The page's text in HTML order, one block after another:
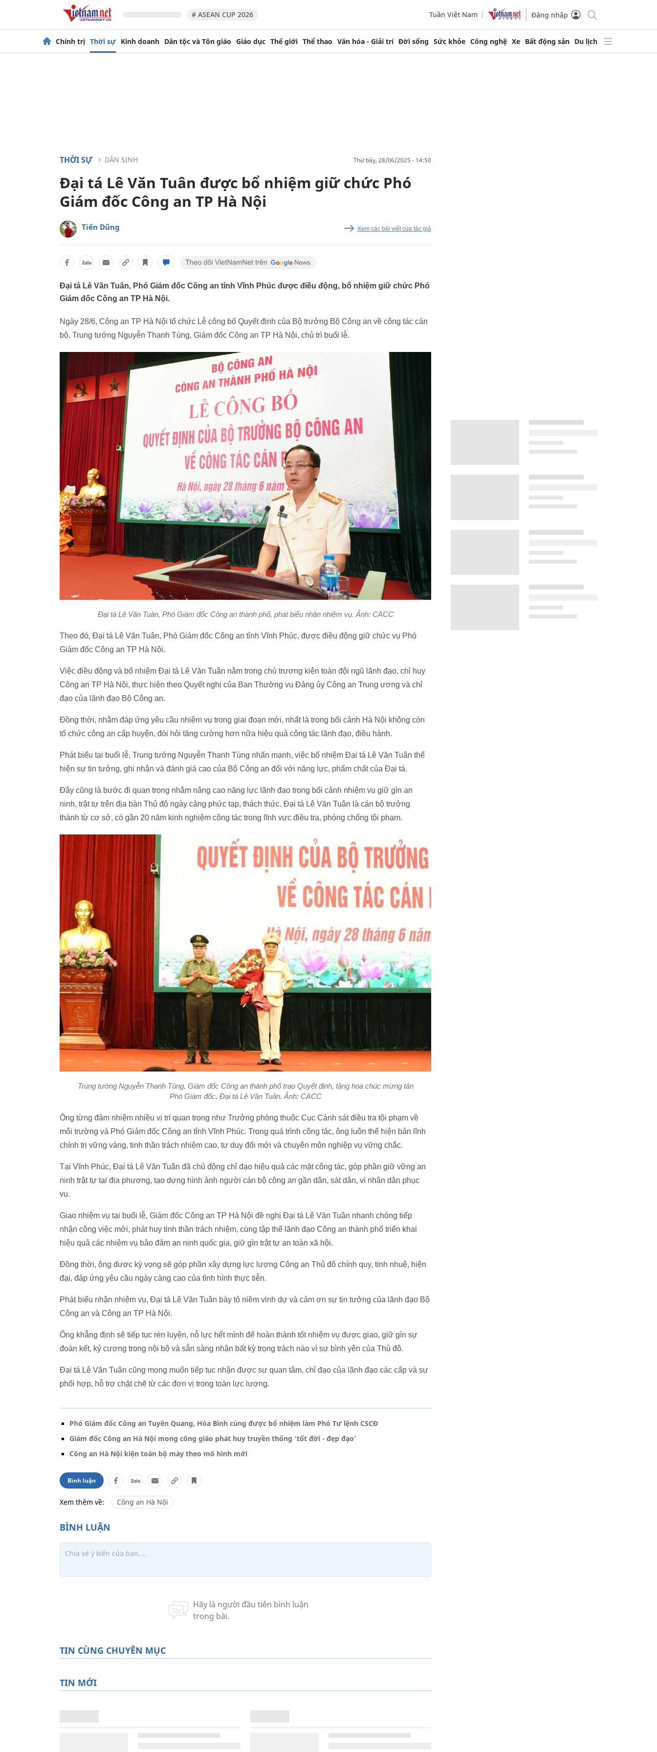
# ASEAN CUP 2026 Tuần Việt Nam Đăng nhập
Chính trị Thời sự Kinh doanh Dân tộc và Tôn giáo Giáo dục Thế giới Thể thao Văn hóa - Giải trí Đời sống Sức khỏe Công nghệ Xe Bất động sản Du lịch
THỜI SỰ DÂN SINH thứ bảy, 28/06/2025 - 14:50
Đại tá Lê Văn Tuân được bổ nhiệm giữ chức Phó
Giám đốc Công an TP Hà Nội
Tiến Dũng Xem các bài viết của tác giả
Đại tá Lê Văn Tuân, Phó Giám đốc Công an tỉnh Vĩnh Phúc được điều động, bổ nhiệm giữ chức Phó
Giám đốc Công an TP Hà Nội.
Ngày 28/6, Công an TP Hà Nội tổ chức Lễ công bố Quyết định của Bộ trưởng Bộ Công an về công tác cán
bộ. Trung tướng Nguyễn Thanh Tùng, Giám đốc Công an TP Hà Nội, chủ trì buổi lễ.
Đại tá Lê Văn Tuân, Phó Giám đốc Công an thành phố, phát biểu nhận nhiệm vụ. Ảnh: CACC
Theo đó, Đại tá Lê Văn Tuân, Phó Giám đốc Công an tỉnh Vĩnh Phúc, được điều động giữ chức vụ Phó
Giám đốc Công an TP Hà Nội.
Việc điều động và bổ nhiệm Đại tá Lê Văn Tuân nằm trong chủ trương kiện toàn đội ngũ lãnh đạo, chỉ huy
Công an TP Hà Nội, thực hiện theo Quyết nghị của Ban Thường vụ Đảng ủy Công an Trung ương và chỉ
đạo của lãnh đạo Bộ Công an.
Đồng thời, nhằm đáp ứng yêu cầu nhiệm vụ trong giai đoạn mới, nhất là trong bối cảnh Hà Nội không còn
tổ chức công an cấp huyện, đòi hỏi tăng cường hơn nữa hiệu quả công tác lãnh đạo, điều hành.
Phát biểu tại buổi lễ, Trung tướng Nguyễn Thanh Tùng nhấn mạnh, việc bổ nhiệm Đại tá Lê Văn Tuân thể
hiện sự tin tưởng, ghi nhận và đánh giá cao của Bộ Công an đối với năng lực, phẩm chất của Đại tá.
Đây cũng là bước đi quan trọng nhằm nâng cao năng lực lãnh đạo trong bối cảnh nhiệm vụ giữ gìn an
ninh, trật tự trên địa bàn Thủ đô ngày càng phức tạp, thách thức. Đại tá Lê Văn Tuân là cán bộ trưởng
thành từ cơ sở, có gần 20 năm kinh nghiệm công tác trong lĩnh vực điều tra, phòng chống tội phạm.
Trung tướng Nguyễn Thanh Tùng, Giám đốc Công an thành phố trao Quyết định, tặng hoa chúc mừng tân
Phó Giám đốc, Đại tá Lê Văn Tuân. Ảnh: CACC
Ông từng đảm nhiệm nhiều vị trí quan trọng như Trưởng phòng thuộc Cục Cảnh sát điều tra tội phạm về
môi trường và Phó Giám đốc Công an tỉnh Vĩnh Phúc. Trong quá trình công tác, ông luôn thể hiện bản lĩnh
chính trị vững vàng, tinh thần trách nhiệm cao, tư duy đổi mới và chuyên môn nghiệp vụ vững chắc.
Tại Vĩnh Phúc, Đại tá Lê Văn Tuân đã chủ động chỉ đạo hiệu quả các mặt công tác, góp phần giữ vững an
ninh trật tự tại địa phương, tạo dựng hình ảnh người cán bộ công an gần dân, sát dân, vì nhân dân phục
vụ.
Giao nhiệm vụ tại buổi lễ, Giám đốc Công an TP Hà Nội đề nghị Đại tá Lê Văn Tuân nhanh chóng tiếp
nhận công việc mới, phát huy tinh thần trách nhiệm, cùng tập thể lãnh đạo Công an thành phố triển khai
hiệu quả các nhiệm vụ bảo đảm an ninh quốc gia, giữ gìn trật tự an toàn xã hội.
Đồng thời, ông được kỳ vọng sẽ góp phần xây dựng lực lượng Công an Thủ đô chính quy, tinh nhuệ, hiện
đại, đáp ứng yêu cầu ngày càng cao của tình hình thực tiễn.
Phát biểu nhận nhiệm vụ, Đại tá Lê Văn Tuân bày tỏ niềm vinh dự và cảm ơn sự tin tưởng của lãnh đạo Bộ
Công an và Công an TP Hà Nội.
Ông khẳng định sẽ tiếp tục rèn luyện, nỗ lực hết mình để hoàn thành tốt nhiệm vụ được giao, giữ gìn sự
đoàn kết, kỷ cương trong nội bộ và sẵn sàng nhận bất kỳ trọng trách nào vì sự bình yên của Thủ đô.
Đại tá Lê Văn Tuân cũng mong muốn tiếp tục nhận được sự quan tâm, chỉ đạo của lãnh đạo các cấp và sự
phối hợp, hỗ trợ chặt chẽ từ các đơn vị trong toàn lực lượng.
Phó Giám đốc Công an Tuyên Quang, Hòa Bình cùng được bổ nhiệm làm Phó Tư lệnh CSCĐ
Giám đốc Công an Hà Nội mong công giáo phát huy truyền thống ‘tốt đời - đẹp đạo’
Công an Hà Nội kiện toàn bộ máy theo mô hình mới
Bình luận
Xem thêm về: Công an Hà Nội
TIN CÙNG CHUYÊN MỤC
TIN MỚI